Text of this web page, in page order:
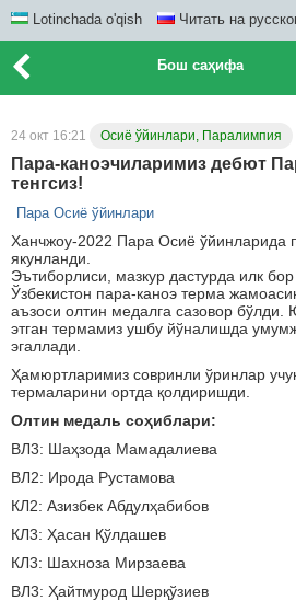
Lotinchada o'qish Читать на
Бош саҳифа
24 окт 16:21 Осиё ўйинлари, Паралимпия
Пара-каноэчиларимиз дебют
тенгсиз!
Пара Осиё ўйинлари
Ханчжоу-2022 Пара Осиё ўйинларида
якунланди.
Эътиборлиси, мазкур дастурда илк бор
Ўзбекистон пара-каноэ терма
аъзоси олтин медалга сазовор бўлди.
этган термамиз ушбу йўналишда
эгаллади.
Ҳамюртларимиз совринли ўринлар
термаларини ортда қолдиришди.
Олтин медаль соҳиблари:
ВЛ3: Шаҳзода Мамадалиева
ВЛ2: Ирода Рустамова
КЛ2: Азизбек Абдулҳабибов
КЛ3: Ҳасан Қўлдашев
КЛ3: Шахноза Мирзаева
ВЛ3: Ҳайтмурод Шерқўзиев